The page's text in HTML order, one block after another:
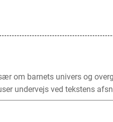
om barnets univers og
undervejs ved tekstens